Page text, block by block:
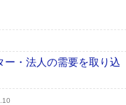
・法人の需要を取り込